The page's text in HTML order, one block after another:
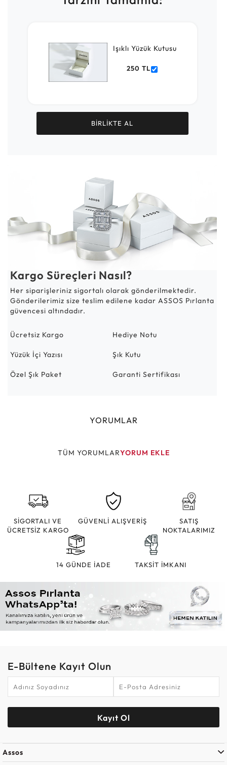
Işıklı Yüzük Kutusu
250 TL
BİRLİKTE AL
Kargo Süreçleri Nasıl?
Her siparişleriniz sigortalı olarak gönderilmektedir.
Gönderilerimiz size teslim edilene kadar ASSOS Pırlanta
güvencesi altındadır.
Ücretsiz Kargo Hediye Notu
Yüzük İçi Yazısı Şık Kutu
Özel Şık Paket Garanti Sertifikası
YORUMLAR
TÜM YORUMLARYORUM EKLE
SİGORTALI VE
ÜCRETSİZ KARGO
GÜVENLİ ALIŞVERİŞ
SATIŞ
NOKTALARIMIZ
14 GÜNDE İADE TAKSİT İMKANI
E-Bültene Kayıt Olun
Kayıt Ol
Assos